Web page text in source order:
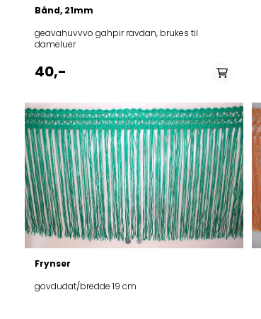
Bånd, 21mm
geavahuvvvo gahpir ravdan, brukes til
dameluer
40,-
Frynser
govdudat/bredde 19 cm